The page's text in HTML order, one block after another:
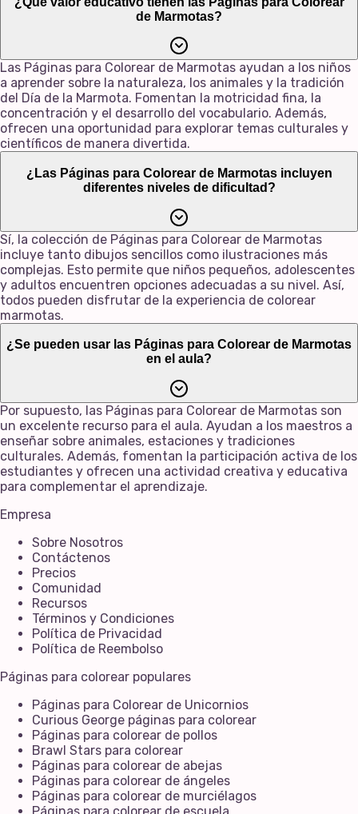
de Marmotas?
Las Páginas para Colorear de Marmotas ayudan a los niños
a aprender sobre la naturaleza, los animales y la tradición
del Día de la Marmota. Fomentan la motricidad fina, la
concentración y el desarrollo del vocabulario. Además,
ofrecen una oportunidad para explorar temas culturales y
científicos de manera divertida.
¿Las Páginas para Colorear de Marmotas incluyen
diferentes niveles de dificultad?
Sí, la colección de Páginas para Colorear de Marmotas
incluye tanto dibujos sencillos como ilustraciones más
complejas. Esto permite que niños pequeños, adolescentes
y adultos encuentren opciones adecuadas a su nivel. Así,
todos pueden disfrutar de la experiencia de colorear
marmotas.
¿Se pueden usar las Páginas para Colorear de Marmotas
en el aula?
Por supuesto, las Páginas para Colorear de Marmotas son
un excelente recurso para el aula. Ayudan a los maestros a
enseñar sobre animales, estaciones y tradiciones
culturales. Además, fomentan la participación activa de los
estudiantes y ofrecen una actividad creativa y educativa
para complementar el aprendizaje.
Empresa
Sobre Nosotros
Contáctenos
Precios
Comunidad
Recursos
Términos y Condiciones
Política de Privacidad
Política de Reembolso
Páginas para colorear populares
Páginas para Colorear de Unicornios
Curious George páginas para colorear
Páginas para colorear de pollos
Brawl Stars para colorear
Páginas para colorear de abejas
Páginas para colorear de ángeles
Páginas para colorear de murciélagos
Páginas para colorear de escuela